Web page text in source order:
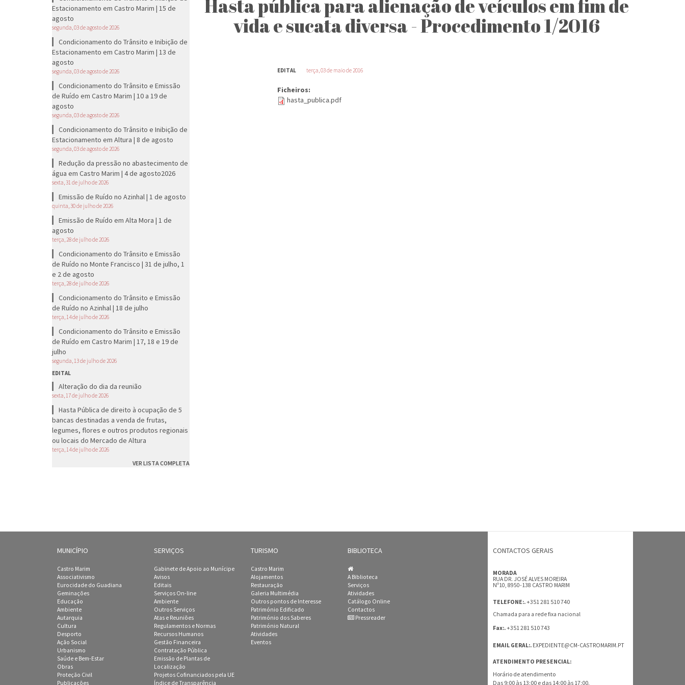
Estacionamento em Castro Marim | 15 de
agosto
segunda, 03 de agosto de 2026
Condicionamento do Trânsito e Inibição de
Estacionamento em Castro Marim | 13 de
agosto
segunda, 03 de agosto de 2026
Condicionamento do Trânsito e Emissão
de Ruído em Castro Marim | 10 a 19 de
agosto
segunda, 03 de agosto de 2026
Condicionamento do Trânsito e Inibição de
Estacionamento em Altura | 8 de agosto
segunda, 03 de agosto de 2026
Redução da pressão no abastecimento de
água em Castro Marim | 4 de agosto2026
sexta, 31 de julho de 2026
Emissão de Ruído no Azinhal | 1 de agosto
quinta, 30 de julho de 2026
Emissão de Ruído em Alta Mora | 1 de
agosto
terça, 28 de julho de 2026
Condicionamento do Trânsito e Emissão
de Ruído no Monte Francisco | 31 de julho, 1
e 2 de agosto
terça, 28 de julho de 2026
Condicionamento do Trânsito e Emissão
de Ruído no Azinhal | 18 de julho
terça, 14 de julho de 2026
Condicionamento do Trânsito e Emissão
de Ruído em Castro Marim | 17, 18 e 19 de
julho
segunda, 13 de julho de 2026
EDITAL
Alteração do dia da reunião
sexta, 17 de julho de 2026
Hasta Pública de direito à ocupação de 5
bancas destinadas a venda de frutas,
legumes, flores e outros produtos regionais
ou locais do Mercado de Altura
terça, 14 de julho de 2026
VER LISTA COMPLETA
Hasta pública para alienação de veículos em fim de
vida e sucata diversa - Procedimento 1/2016
EDITAL terça, 03 de maio de 2016
Ficheiros:
hasta_publica.pdf
MUNICÍPIO
Castro Marim
Associativismo
Eurocidade do Guadiana
Geminações
Educação
Ambiente
Autarquia
Cultura
Desporto
Ação Social
Urbanismo
Saúde e Bem-Estar
Obras
Proteção Civil
Publicações
SERVIÇOS
Gabinete de Apoio ao Munícipe
Avisos
Editais
Serviços On-line
Ambiente
Outros Serviços
Atas e Reuniões
Regulamentos e Normas
Recursos Humanos
Gestão Financeira
Contratação Pública
Emissão de Plantas de
Localização
Projetos Cofinanciados pela UE
Índice de Transparência
TURISMO
Castro Marim
Alojamentos
Restauração
Galeria Multimédia
Outros pontos de Interesse
Património Edificado
Património dos Saberes
Património Natural
Atividades
Eventos
BIBLIOTECA
A Biblioteca
Serviços
Atividades
Catálogo Online
Contactos
Pressreader
CONTACTOS GERAIS
MORADA
RUA DR. JOSÉ ALVES MOREIRA
Nº10, 8950-138 CASTRO MARIM
TELEFONE:.+351 281 510 740
Chamada para a rede fixa nacional
Fax:.+351 281 510 743
EMAIL GERAL:. EXPEDIENTE@CM-CASTROMARIM.PT
ATENDIMENTO PRESENCIAL:
Horário de atendimento
Das 9:00 às 13:00 e das 14:00 às 17:00.